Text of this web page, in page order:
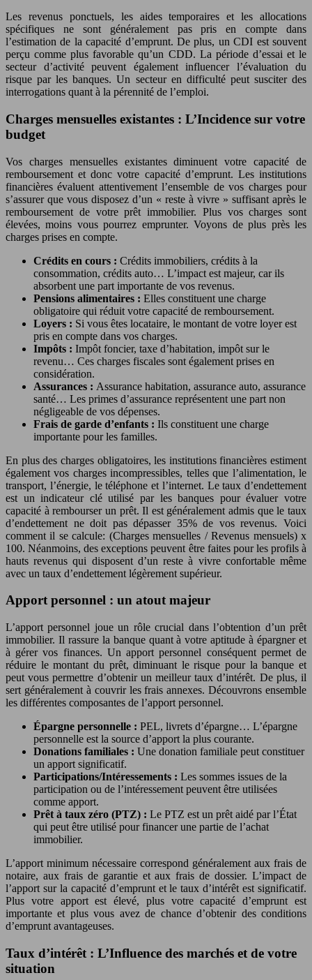
Les revenus ponctuels, les aides temporaires et les allocations
spécifiques ne sont généralement pas pris en compte dans
l’estimation de la capacité d’emprunt. De plus, un CDI est souvent
perçu comme plus favorable qu’un CDD. La période d’essai et le
secteur d’activité peuvent également influencer l’évaluation du
risque par les banques. Un secteur en difficulté peut susciter des
interrogations quant à la pérennité de l’emploi.
Charges mensuelles existantes : L’Incidence sur votre
budget
Vos charges mensuelles existantes diminuent votre capacité de
remboursement et donc votre capacité d’emprunt. Les institutions
financières évaluent attentivement l’ensemble de vos charges pour
s’assurer que vous disposez d’un « reste à vivre » suffisant après le
remboursement de votre prêt immobilier. Plus vos charges sont
élevées, moins vous pourrez emprunter. Voyons de plus près les
charges prises en compte.
Crédits en cours : Crédits immobiliers, crédits à la
consommation, crédits auto… L’impact est majeur, car ils
absorbent une part importante de vos revenus.
Pensions alimentaires : Elles constituent une charge
obligatoire qui réduit votre capacité de remboursement.
Loyers : Si vous êtes locataire, le montant de votre loyer est
pris en compte dans vos charges.
Impôts : Impôt foncier, taxe d’habitation, impôt sur le
revenu… Ces charges fiscales sont également prises en
considération.
Assurances : Assurance habitation, assurance auto, assurance
santé… Les primes d’assurance représentent une part non
négligeable de vos dépenses.
Frais de garde d’enfants : Ils constituent une charge
importante pour les familles.
En plus des charges obligatoires, les institutions financières estiment
également vos charges incompressibles, telles que l’alimentation, le
transport, l’énergie, le téléphone et l’internet. Le taux d’endettement
est un indicateur clé utilisé par les banques pour évaluer votre
capacité à rembourser un prêt. Il est généralement admis que le taux
d’endettement ne doit pas dépasser 35% de vos revenus. Voici
comment il se calcule: (Charges mensuelles / Revenus mensuels) x
100. Néanmoins, des exceptions peuvent être faites pour les profils à
hauts revenus qui disposent d’un reste à vivre confortable même
avec un taux d’endettement légèrement supérieur.
Apport personnel : un atout majeur
L’apport personnel joue un rôle crucial dans l’obtention d’un prêt
immobilier. Il rassure la banque quant à votre aptitude à épargner et
à gérer vos finances. Un apport personnel conséquent permet de
réduire le montant du prêt, diminuant le risque pour la banque et
peut vous permettre d’obtenir un meilleur taux d’intérêt. De plus, il
sert généralement à couvrir les frais annexes. Découvrons ensemble
les différentes composantes de l’apport personnel.
Épargne personnelle : PEL, livrets d’épargne… L’épargne
personnelle est la source d’apport la plus courante.
Donations familiales : Une donation familiale peut constituer
un apport significatif.
Participations/Intéressements : Les sommes issues de la
participation ou de l’intéressement peuvent être utilisées
comme apport.
Prêt à taux zéro (PTZ) : Le PTZ est un prêt aidé par l’État
qui peut être utilisé pour financer une partie de l’achat
immobilier.
L’apport minimum nécessaire correspond généralement aux frais de
notaire, aux frais de garantie et aux frais de dossier. L’impact de
l’apport sur la capacité d’emprunt et le taux d’intérêt est significatif.
Plus votre apport est élevé, plus votre capacité d’emprunt est
importante et plus vous avez de chance d’obtenir des conditions
d’emprunt avantageuses.
Taux d’intérêt : L’Influence des marchés et de votre
situation